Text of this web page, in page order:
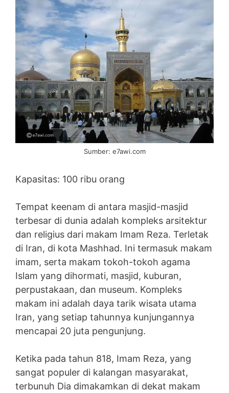
Sumber: e7awi.com
Kapasitas: 100 ribu orang
Tempat keenam di antara masjid-masjid
terbesar di dunia adalah kompleks arsitektur
dan religius dari makam Imam Reza. Terletak
di Iran, di kota Mashhad. Ini termasuk makam
imam, serta makam tokoh-tokoh agama
Islam yang dihormati, masjid, kuburan,
perpustakaan, dan museum. Kompleks
makam ini adalah daya tarik wisata utama
Iran, yang setiap tahunnya kunjungannya
mencapai 20 juta pengunjung.
Ketika pada tahun 818, Imam Reza, yang
sangat populer di kalangan masyarakat,
terbunuh Dia dimakamkan di dekat makam